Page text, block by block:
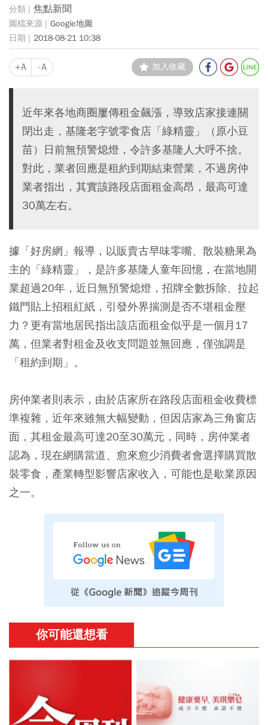
焦點新聞
Google地圖
2018-08-21 10:38
+A -A 加入收藏
近年來各地商圈屢傳租金飆漲，導致店家接連關
閉出走，基隆老字號零食店「綠精靈」（原小豆
苗）日前無預警熄燈，令許多基隆人大呼不捨。
對此，業者回應是租約到期結束營業，不過房仲
業者指出，其實該路段店面租金高昂，最高可達
30萬左右。
據「好房網」報導，以販賣古早味零嘴、散裝糖果為
主的「綠精靈」，是許多基隆人童年回憶，在當地開
業超過20年，近日無預警熄燈，招牌全數拆除、拉起
鐵門貼上招租紅紙，引發外界揣測是否不堪租金壓
力？更有當地居民指出該店面租金似乎是一個月17
萬，但業者對租金及收支問題並無回應，僅強調是
「租約到期」。
房仲業者則表示，由於店家所在路段店面租金收費標
準複雜，近年來雖無大幅變動，但因店家為三角窗店
面，其租金最高可達20至30萬元，同時，房仲業者
認為，現在網購當道、愈來愈少消費者會選擇購買散
裝零食，產業轉型影響店家收入，可能也是歇業原因
之一。